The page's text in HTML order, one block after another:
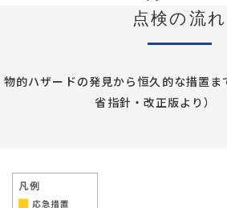
点検の流れ
物的ハザードの発見から恒久的な措置ま
省指針・改正版より）